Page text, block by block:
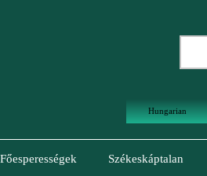
Hungarian
Főesperességek Székeskáptalan